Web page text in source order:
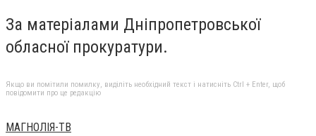
За матеріалами Дніпропетровської
обласної прокуратури.
Якщо ви помітили помилку, виділіть необхідний текст і натисніть Ctrl + Enter, щоб
повідомити про це редакцію
МАГНОЛІЯ-ТВ